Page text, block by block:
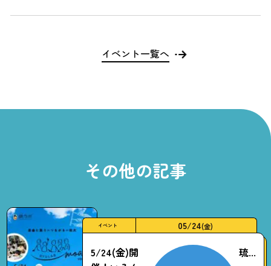
イベント一覧へ
その他の記事
イベント 05/24(金)
5/24(金)開
琉...